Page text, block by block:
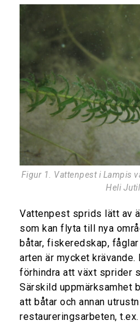
Figur 1. Vattenpest i Lampis
Heli
Vattenpest sprids lätt av
som kan flyta till nya
båtar, fiskeredskap,
arten är mycket
förhindra att växt sprider
Särskild uppmärksamhet
att båtar och annan
restaureringsarbeten,